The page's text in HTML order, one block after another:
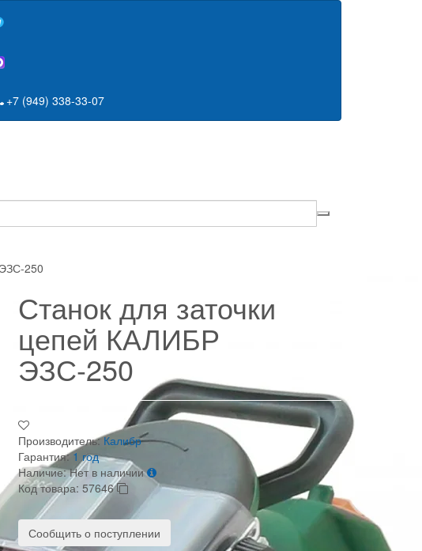
+7 (949) 338-33-07
250
Станок для заточки
цепей КАЛИБР
ЭЗС-250
Производитель: Калибр
Гарантия: 1 год
Наличие: Нет в наличии
Код товара: 57646
Сообщить о поступлении